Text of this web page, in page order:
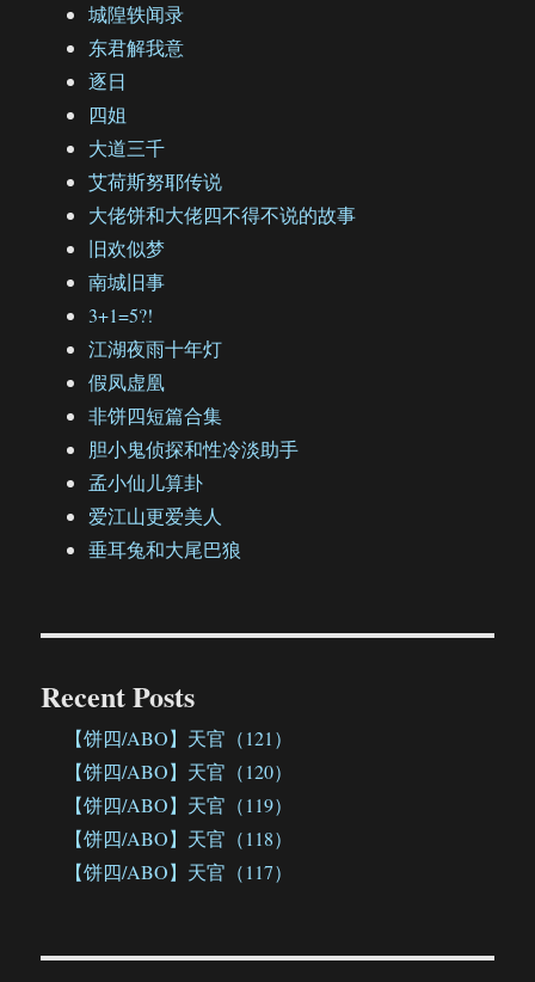
城隍轶闻录
东君解我意
逐日
四姐
大道三千
艾荷斯努耶传说
大佬饼和大佬四不得不说的故事
旧欢似梦
南城旧事
3+1=5?!
江湖夜雨十年灯
假凤虚凰
非饼四短篇合集
胆小鬼侦探和性冷淡助手
孟小仙儿算卦
爱江山更爱美人
垂耳兔和大尾巴狼
Recent Posts
【饼四/ABO】天官（121）
【饼四/ABO】天官（120）
【饼四/ABO】天官（119）
【饼四/ABO】天官（118）
【饼四/ABO】天官（117）